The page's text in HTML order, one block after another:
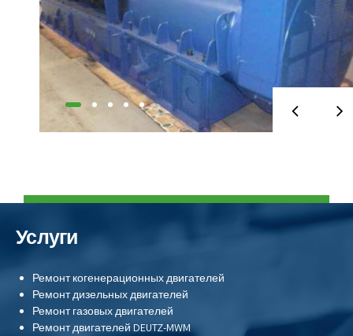
Услуги
Ремонт когенерационных двигателей
Ремонт дизельных двигателей
Ремонт газовых двигателей
Ремонт двигателей DEUTZ-MWM